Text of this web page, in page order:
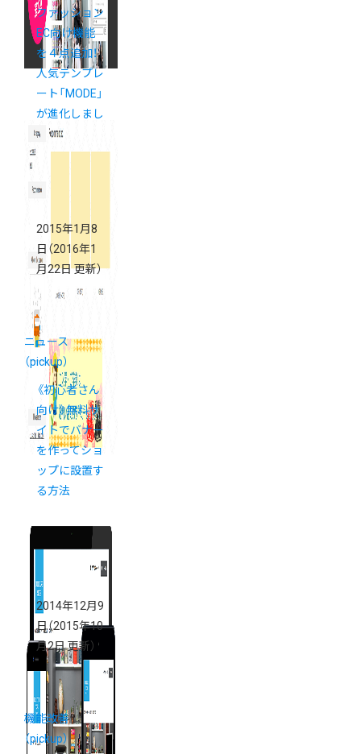
ファッション
EC向け機能
を４点追加！
人気テンプレ
ート「MODE」
が進化しまし
た
2015年1月8
日 （2016年1
月22日 更新）
ニュース
（pickup）
《初心者さん
向け》無料サ
イトでバナー
を作ってショ
ップに設置す
る方法
2014年12月9
日（2015年10
月2日 更新）
機能改善
（pickup）